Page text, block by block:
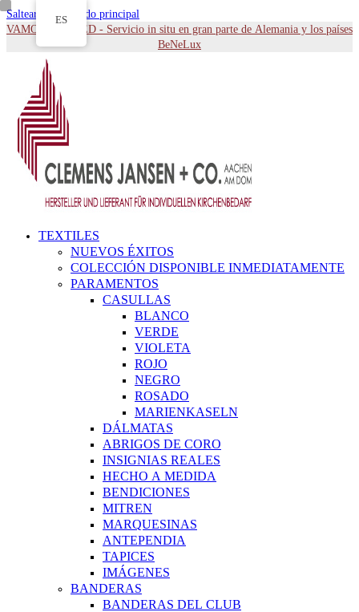
Saltear al contenido principal
VAMOS A USTED - Servicio in situ en gran parte de Alemania y los países
BeNeLux
TEXTILES
NUEVOS ÉXITOS
COLECCIÓN DISPONIBLE INMEDIATAMENTE
PARAMENTOS
CASULLAS
BLANCO
VERDE
VIOLETA
ROJO
NEGRO
ROSADO
MARIENKASELN
DÁLMATAS
ABRIGOS DE CORO
INSIGNIAS REALES
HECHO A MEDIDA
BENDICIONES
MITREN
MARQUESINAS
ANTEPENDIA
TAPICES
IMÁGENES
BANDERAS
BANDERAS DEL CLUB
ES